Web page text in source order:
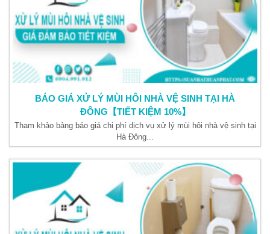
BÁO GIÁ XỬ LÝ MÙI HÔI NHÀ VỆ SINH TẠI HÀ
ĐÔNG【TIẾT KIỆM 10%】
Tham khảo bảng báo giá chi phí dịch vụ xử lý mùi hôi nhà vệ sinh tại
Hà Đông...